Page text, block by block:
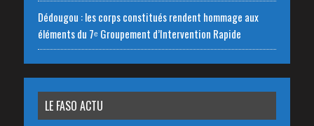
Dédougou : les corps constitués rendent hommage aux
éléments du 7ᵉ Groupement d’Intervention Rapide
LE FASO ACTU